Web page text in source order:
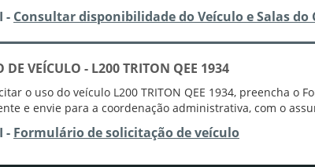
- Consultar disponibilidadedo Veículo e Salas do
DE VEÍCULO - L200 TRITON QEE 1934
o uso do veículo L200 TRITON QEE 1934, preencha o
e envie para a coordenação administrativa, com o
- Formulário de solicitação de veículo